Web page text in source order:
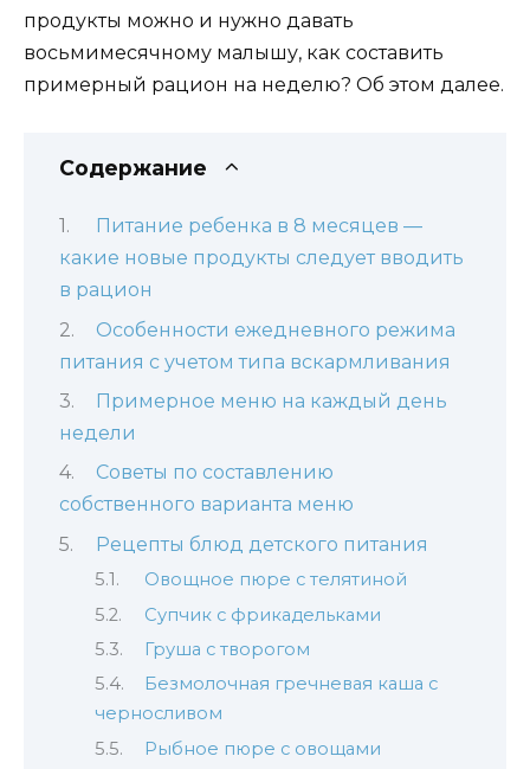
продукты можно и нужно давать
восьмимесячному малышу, как составить
примерный рацион на неделю? Об этом далее.
Содержание
Питание ребенка в 8 месяцев —
какие новые продукты следует вводить
в рацион
Особенности ежедневного режима
питания с учетом типа вскармливания
Примерное меню на каждый день
недели
Советы по составлению
собственного варианта меню
Рецепты блюд детского питания
Овощное пюре с телятиной
Супчик с фрикадельками
Груша с творогом
Безмолочная гречневая каша с
черносливом
Рыбное пюре с овощами